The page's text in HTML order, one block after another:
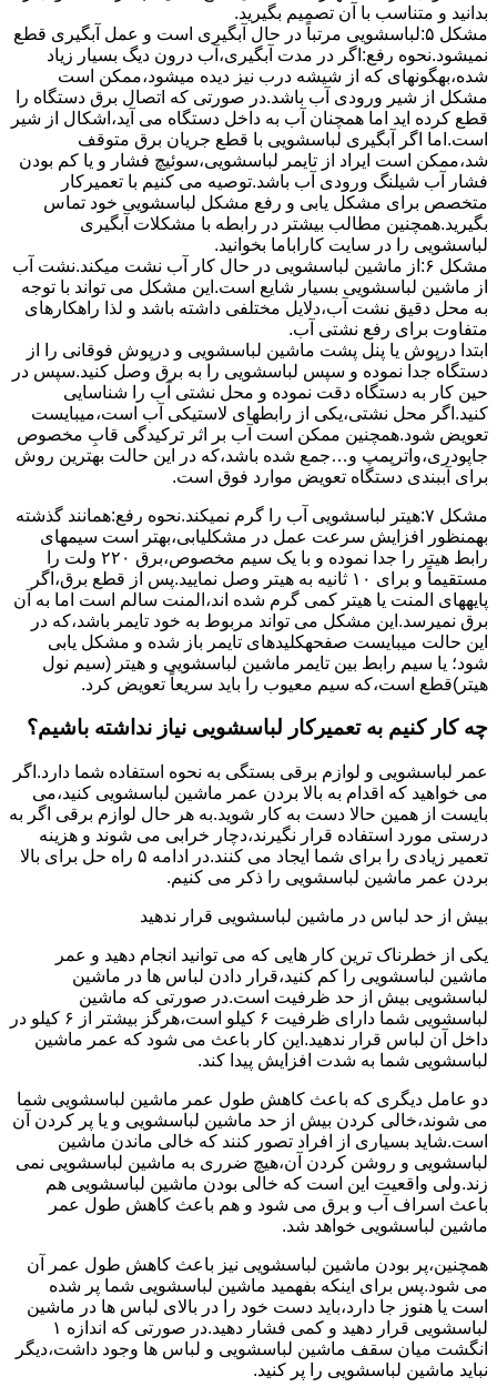
بدانید و متناسب با آن تصمیم بگیرید.
مشکل ۵:لباسشویی مرتباً در ﺣﺎل آﺑﮕﯿﺮی اﺳﺖ و ﻋﻤﻞ آﺑﮕﯿﺮی ﻗﻄﻊ
نمیشود.نحوه رﻓﻊ:اﮔﺮ در ﻣﺪت آﺑﮕﯿﺮی،آب درون دﯾﮓ ﺑﺴﯿﺎر زﯾﺎد
ﺷﺪه،بهگونهای ﮐﻪ از ﺷﯿﺸﻪ درب ﻧﯿﺰ دﯾﺪه میشود،ممکن است
مشکل از شیر ورودی آب باشد.در صورتی که اتصال برق دستگاه را
قطع کرده اید اما همچنان آب به داخل دستگاه می آید،اشکال از شیر
است.اما اگر آبگیری لباسشویی با قطع جریان برق متوقف
شد،ممکن است ایراد از تایمر لباسشویی،سوئیچ فشار و یا کم بودن
فشار آب شیلنگ ورودی آب باشد.توصیه می کنیم با تعمیرکار
متخصص برای مشکل یابی و رفع مشکل لباسشویی خود تماس
بگیرید.همچنین مطالب بیشتر در رابطه با مشکلات آبگیری
لباسشویی را در سایت کاراباما بخوانید.
مشکل ۶:از ﻣﺎﺷﯿﻦ لباسشویی در ﺣﺎل ﮐﺎر آب ﻧﺸﺖ میکند.نشت آب
از ماشین لباسشویی بسیار شایع است.این مشکل می تواند با توجه
به محل دقیق نشت آب،دلایل مختلفی داشته باشد و لذا راهکارهای
متفاوت برای رفع نشتی آب.
ابتدا درپوش یا پنل ﭘﺸﺖ ﻣﺎﺷﯿﻦ لباسشویی و درپوش ﻓﻮﻗﺎﻧﯽ را از
دستگاه ﺟﺪا ﻧﻤﻮده و ﺳﭙﺲ لباسشویی را ﺑﻪ ﺑﺮق وصل ﮐﻨﯿﺪ.سپس در
حین کار به دستگاه دقت نموده و ﻣﺤﻞ نشتی آب را ﺷﻨﺎﺳﺎﯾﯽ
کنید.اﮔﺮ ﻣﺤﻞ نشتی،ﯾﮑﯽ از رابطهای ﻻﺳﺘﯿﮑﯽ آب اﺳﺖ،میبایست
ﺗﻌﻮﯾﺾ شود.همچنین ﻣﻤﮑﻦ اﺳﺖ آب بر اثر ﺗﺮﮐﯿﺪﮔﯽ قابِ ﻣﺨﺼﻮص
ﺟﺎﭘﻮدری،واترپمپ و…جمع شده ﺑﺎﺷﺪ،ﮐﻪ در این حالت بهترین روش
برای آببندی دستگاه ﺗﻌﻮﯾﺾ ﻣﻮارد ﻓﻮق اﺳﺖ.
مشکل ۷:ﻫﯿﺘﺮ لباسشویی آب را ﮔﺮم نمیکند.نحوه رﻓﻊ:ﻫﻤﺎﻧﻨﺪ ﮔﺬﺷﺘﻪ
بهمنظور اﻓﺰاﯾﺶ ﺳﺮﻋﺖ ﻋﻤﻞ در مشکلیابی،بهتر است سیمهای
راﺑﻂ ﻫﯿﺘﺮ را ﺟﺪا ﻧﻤﻮده و ﺑﺎ ﯾﮏ ﺳﯿﻢ ﻣﺨﺼﻮص،برق ۲۲۰ ولت را
مستقیماً و برای ۱۰ ﺛﺎﻧﯿﻪ ﺑﻪ ﻫﯿﺘﺮ وصل نمایید.ﭘﺲ از ﻗﻄﻊ ﺑﺮق،اﮔﺮ
پایههای اﻟﻤﻨﺖ یا هیتر کمی ﮔﺮم ﺷﺪه اند،اﻟﻤﻨﺖ ﺳﺎﻟﻢ است اما ﺑﻪ آن
ﺑﺮق نمیرسد.اﯾﻦ ﻣﺸﮑﻞ می تواند مربوط به ﺧﻮد ﺗﺎﯾﻤﺮ باشد،ﮐﻪ در
این حالت میبایست صفحهکلیدهای ﺗﺎﯾﻤﺮ باز شده و مشکل یابی
شود؛ ﯾﺎ ﺳﯿﻢ راﺑﻂ ﺑﯿﻦ ﺗﺎﯾﻤﺮ ماشین لباسشویی و ﻫﯿﺘﺮ (سیم ﻧﻮل
ﻫﯿﺘﺮ)ﻗﻄﻊ اﺳﺖ،ﮐﻪ ﺳﯿﻢ ﻣﻌﯿﻮب را ﺑﺎﯾﺪ سریعاً ﺗﻌﻮﯾﺾ کرد.
چه کار کنیم به تعمیرکار لباسشویی نیاز نداشته باشیم؟
عمر لباسشویی و لوازم برقی بستگی به نحوه استفاده شما دارد.اگر
می خواهید که اقدام به بالا بردن عمر ماشین لباسشویی کنید،می
بایست از همین حالا دست به کار شوید.به هر حال لوازم برقی اگر به
درستی مورد استفاده قرار نگیرند،دچار خرابی می شوند و هزینه
تعمیر زیادی را برای شما ایجاد می کنند.در ادامه ۵ راه حل برای بالا
بردن عمر ماشین لباسشویی را ذکر می کنیم.
بیش از حد لباس در ماشین لباسشویی قرار ندهید
یکی از خطرناک ترین کار هایی که می توانید انجام دهید و عمر
ماشین لباسشویی را کم کنید،قرار دادن لباس ها در ماشین
لباسشویی بیش از حد ظرفیت است.در صورتی که ماشین
لباسشویی شما دارای ظرفیت ۶ کیلو است،هرگز بیشتر از ۶ کیلو در
داخل آن لباس قرار ندهید.این کار باعث می شود که عمر ماشین
لباسشویی شما به شدت افزایش پیدا کند.
دو عامل دیگری که باعث کاهش طول عمر ماشین لباسشویی شما
می شوند،خالی کردن بیش از حد ماشین لباسشویی و یا پر کردن آن
است.شاید بسیاری از افراد تصور کنند که خالی ماندن ماشین
لباسشویی و روشن کردن آن،هیچ ضرری به ماشین لباسشویی نمی
زند.ولی واقعیت این است که خالی بودن ماشین لباسشویی هم
باعث اسراف آب و برق می شود و هم باعث کاهش طول عمر
ماشین لباسشویی خواهد شد.
همچنین،پر بودن ماشین لباسشویی نیز باعث کاهش طول عمر آن
می شود.پس برای اینکه بفهمید ماشین لباسشویی شما پر شده
است یا هنوز جا دارد،باید دست خود را در بالای لباس ها در ماشین
لباسشویی قرار دهید و کمی فشار دهید.در صورتی که اندازه ۱
انگشت میان سقف ماشین لباسشویی و لباس ها وجود داشت،دیگر
نباید ماشین لباسشویی را پر کنید.